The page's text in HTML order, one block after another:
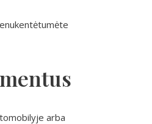
arba